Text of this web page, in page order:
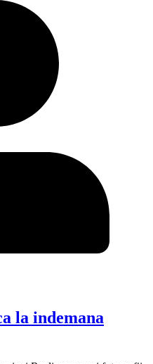
la indemana